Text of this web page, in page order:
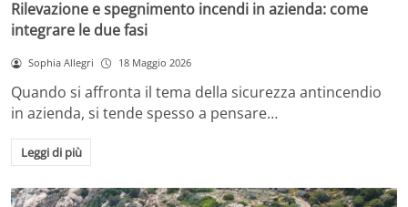
Rilevazione e spegnimento incendi in azienda: come
integrare le due fasi
Sophia Allegri 18 Maggio 2026
Quando si affronta il tema della sicurezza antincendio
in azienda, si tende spesso a pensare…
Leggi di più